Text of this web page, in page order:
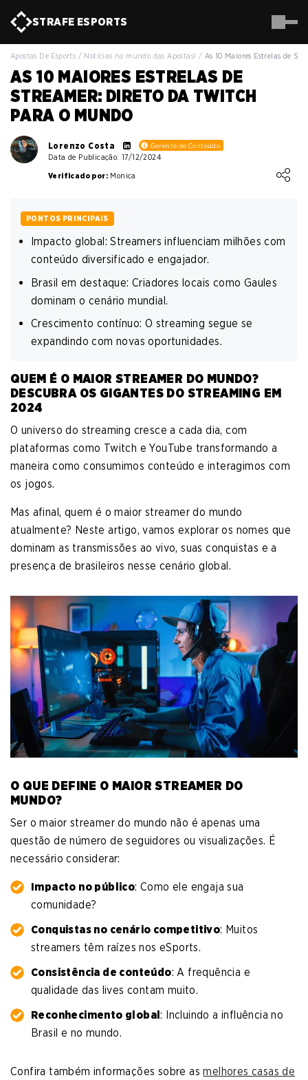
STRAFE ESPORTS
Apostas De Esports / Notícias no mundo das Apostas! / As 10 Maiores Estrelas de
AS 10 MAIORES ESTRELAS DE
STREAMER: DIRETO DA TWITCH
PARA O MUNDO
Lorenzo Costa Gerente de Conteúdo
Data de Publicação: 17/12/2024
Verificado por: Monica
PONTOS PRINCIPAIS
Impacto global: Streamers influenciam milhões com
conteúdo diversificado e engajador.
Brasil em destaque: Criadores locais como Gaules
dominam o cenário mundial.
Crescimento contínuo: O streaming segue se
expandindo com novas oportunidades.
QUEM É O MAIOR STREAMER DO MUNDO?
DESCUBRA OS GIGANTES DO STREAMING EM
2024
O universo do streaming cresce a cada dia, com
plataformas como Twitch e YouTube transformando a
maneira como consumimos conteúdo e interagimos com
os jogos.
Mas afinal, quem é o maior streamer do mundo
atualmente? Neste artigo, vamos explorar os nomes que
dominam as transmissões ao vivo, suas conquistas e a
presença de brasileiros nesse cenário global.
O QUE DEFINE O MAIOR STREAMER DO
MUNDO?
Ser o maior streamer do mundo não é apenas uma
questão de número de seguidores ou visualizações. É
necessário considerar:
Impacto no público: Como ele engaja sua
comunidade?
Conquistas no cenário competitivo: Muitos
streamers têm raízes nos eSports.
Consistência de conteúdo: A frequência e
qualidade das lives contam muito.
Reconhecimento global: Incluindo a influência no
Brasil e no mundo.
Confira também informações sobre asmelhores casas de